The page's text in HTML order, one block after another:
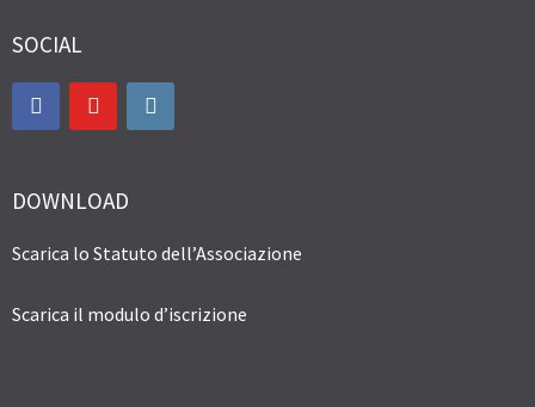
SOCIAL
DOWNLOAD
Scarica lo Statuto dell’Associazione
Scarica il modulo d’iscrizione